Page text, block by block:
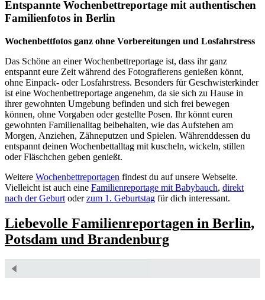
Entspannte Wochenbettreportage mit authentischen
Familienfotos in Berlin
Wochenbettfotos ganz ohne Vorbereitungen und Losfahrstress
Das Schöne an einer Wochenbettreportage ist, dass ihr ganz
entspannt eure Zeit während des Fotografierens genießen könnt,
ohne Einpack- oder Losfahrstress. Besonders für Geschwisterkinder
ist eine Wochenbettreportage angenehm, da sie sich zu Hause in
ihrer gewohnten Umgebung befinden und sich frei bewegen
können, ohne Vorgaben oder gestellte Posen. Ihr könnt euren
gewohnten Familienalltag beibehalten, wie das Aufstehen am
Morgen, Anziehen, Zähneputzen und Spielen. Währenddessen du
entspannt deinen Wochenbettalltag mit kuscheln, wickeln, stillen
oder Fläschchen geben genießt.
Weitere Wochenbettreportagen findest du auf unsere Webseite.
Vielleicht ist auch eine Familienreportage mit Babybauch, direkt
nach der Geburt oderzum 1. Geburtstag für dich interessant.
Liebevolle Familien­reportagen in Berlin,
Potsdam und Brandenburg